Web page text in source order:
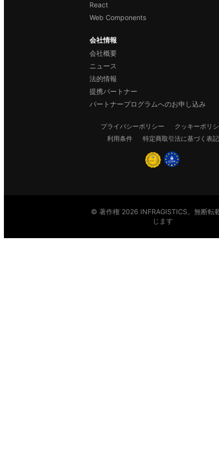
React
Web Components
会社情報
会社概要
ニュース
法的情報
提携パートナー
パートナープログラムへのお申し込み
プライバシーポリシー
クッキーポリ
利用条件
特定商取引法に基づく表記
© 著作権 2026 INFRAGISTICS。無断転
じます